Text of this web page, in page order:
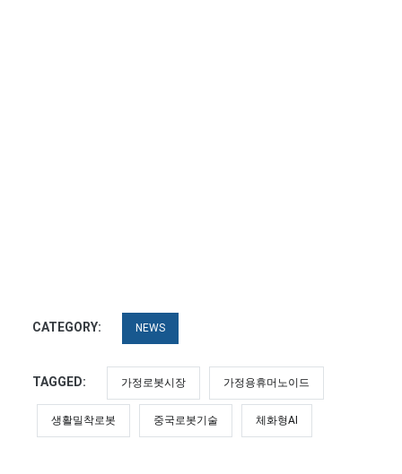
CATEGORY: NEWS
TAGGED: 가정로봇시장 가정용휴머노이드
생활밀착로봇 중국로봇기술 체화형AI